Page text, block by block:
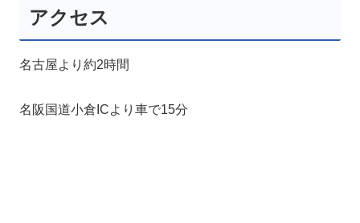
アクセス
名古屋より約2時間
名阪国道小倉ICより車で15分